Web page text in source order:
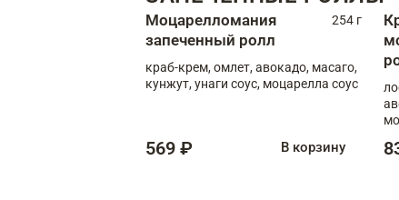
Моцарелломания
запеченный ролл
254 г
краб-крем, омлет, авокадо, масаго,
кунжут, унаги соус, моцарелла соус
569 ₽ В корзину